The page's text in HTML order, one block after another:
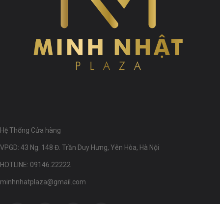
Hệ Thống Cửa hàng
VPGD: 43 Ng. 148 Đ. Trần Duy Hưng, Yên Hòa, Hà Nội
HOTLINE: 09146.22222
minhnhatplaza@gmail.com